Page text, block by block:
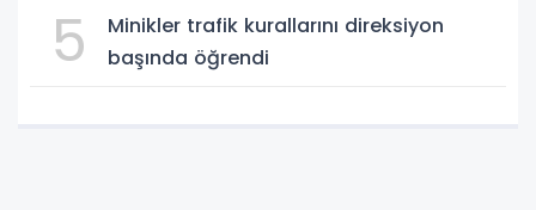
5
Minikler trafik kurallarını direksiyon
başında öğrendi